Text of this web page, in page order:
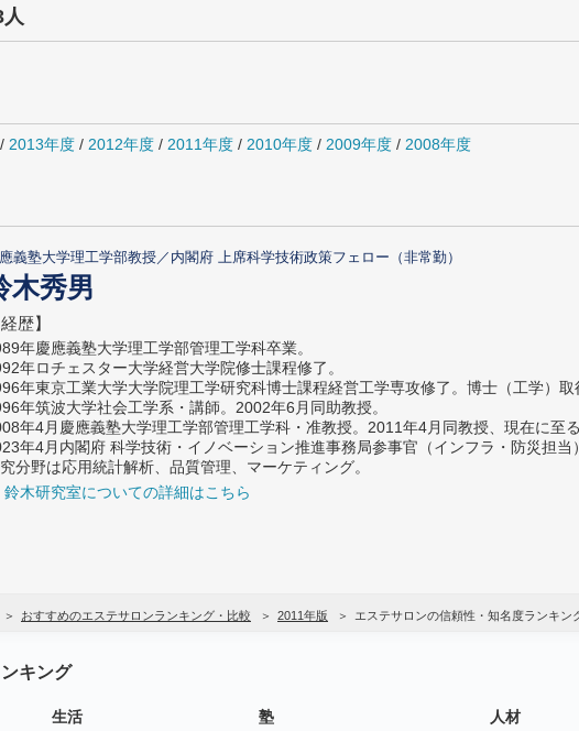
/ 2013年度 / 2012年度 / 2011年度 / 2010年度 / 2009年度 / 2008年度
義塾大学理工学部教授／内閣府 上席科学技術政策フェロー（非常勤）
木秀男
経歴】
年慶應義塾大学理工学部管理工学科卒業。
年ロチェスター大学経営大学院修士課程修了。
年東京工業大学大学院理工学研究科博士課程経営工学専攻修了。博士（工学）取
年筑波大学社会工学系・講師。2002年6月同助教授。
年4月慶應義塾大学理工学部管理工学科・准教授。2011年4月同教授、現在に至る
年4月内閣府 科学技術・イノベーション推進事務局参事官（インフラ・防災担当
分野は応用統計解析、品質管理、マーケティング。
木研究室についての詳細はこちら
おすすめのエステサロンランキング・比較 2011年版 エステサロンの信頼性・知名度ランキン
キング
生活 塾 人材